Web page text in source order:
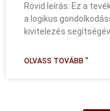
Rövid leírás: Ez a
a logikus
kivitelezés
OLVASS TOVÁBB "